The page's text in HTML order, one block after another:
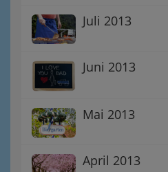
Juli 2013
Juni 2013
Mai 2013
April 2013